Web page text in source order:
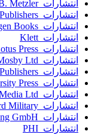
انتشارات J.B. Metzler
انتشارات JP Medical Publishers
انتشارات Katherine Tegen Books
انتشارات Klett
انتشارات Lotus Press
انتشارات Mosby Ltd
انتشارات New Society Publishers
انتشارات Open University Press
انتشارات Pavilion Publishing and Media Ltd
انتشارات Pen & Sword Military
انتشارات Peter Lang GmbH
انتشارات PHI